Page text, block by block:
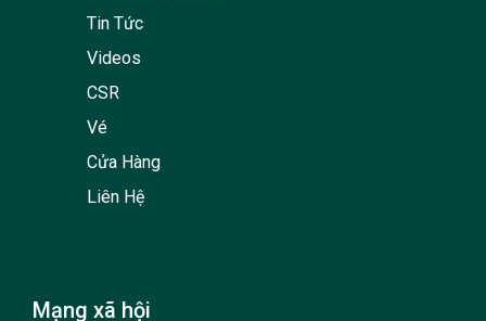
Tin Tức
Videos
CSR
Vé
Cửa Hàng
Liên Hệ
Mạng xã hội